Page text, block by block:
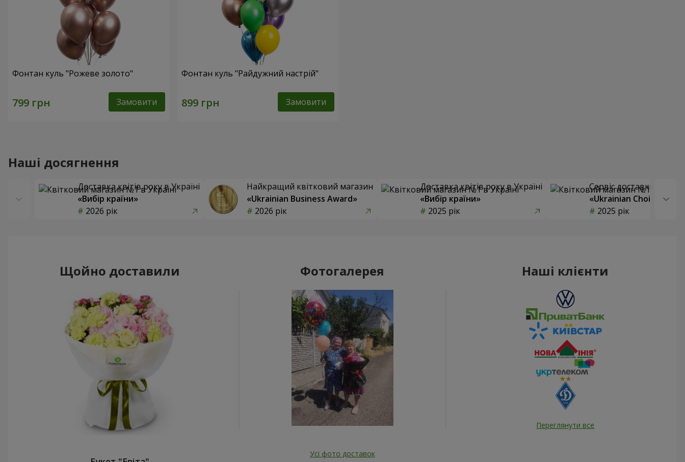
Фонтан куль "Рожеве золото"
Замовити
Фонтан куль "Райдужний настрій"
Замовити
Наші досягнення
Доставка квітів року в Україні
«Вибір країни»
2026 рік
Найкращий квітковий магазин
«Ukrainian Business Award»
2026 рік
Доставка квітів року в Україні
«Вибір країни»
2025 рік
Сервіс доставки квітів
«Ukrainian Choice»
2025 рік
Щойно доставили Фотогалерея
Усі фото доставок
Наші клієнти
Переглянути все